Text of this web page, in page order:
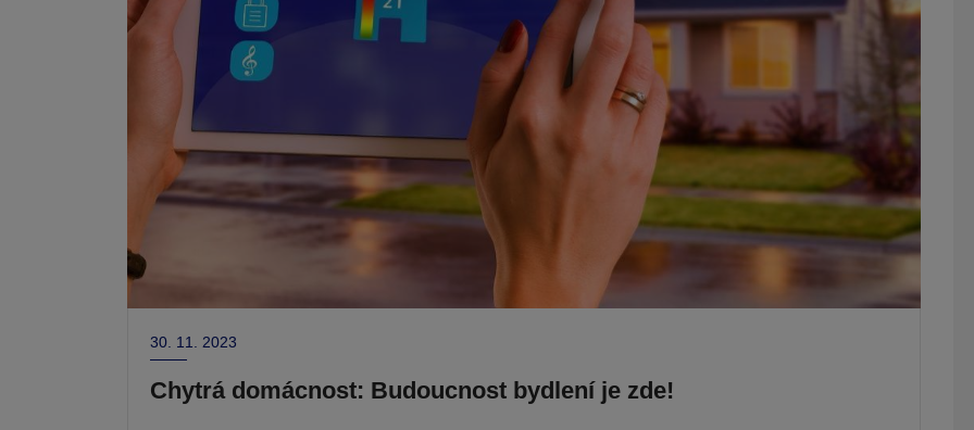
30. 11. 2023
Chytrá domácnost: Budoucnost bydlení je zde!